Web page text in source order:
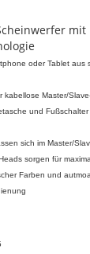
oder Tablet aus
kabellose Master/
und
sich im Master/
sorgen für
Farben und